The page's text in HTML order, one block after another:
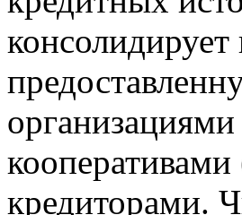
кредиторами.